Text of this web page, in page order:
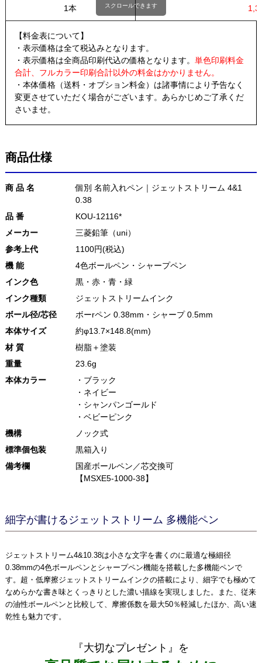
1本 スクロールできます
【料金表について】
・表示価格は全て税込みとなります。
・表示価格は全商品印刷代込の価格となります。 単色印刷料金
合計、フルカラー印刷合計以外の料金はかかりません。
・本体価格（送料・オプション料金）は諸事情により予告なく
変更させていただく場合がございます。あらかじめご了承くだ
さいませ。
商品仕様
商 品 名
個別 名前入れペン｜ジェットストリーム 4&1
0.38
品 番
KOU-12116*
メーカー
三菱鉛筆（uni）
参考上代
1100円(税込)
機 能
4色ボールペン・シャープペン
インク色
黒・赤・青・緑
インク種類
ジェットストリームインク
ボール径/芯径
ボーrペン 0.38mm・シャープ 0.5mm
本体サイズ
約φ13.7×148.8(mm)
材 質
樹脂＋塗装
重量
23.6g
本体カラー
・ブラック
・ネイビー
・シャンパンゴールド
・ベビーピンク
機構
ノック式
標準個包装
黒箱入り
備考欄
国産ボールペン／芯交換可
【MSXE5-1000-38】
細字が書けるジェットストリーム 多機能ペン
ジェットストリーム4&10.38は小さな文字を書くのに最適な極細径
0.38mmの4色ボールペンとシャープペン機能を搭載した多機能ペンで
す。超・低摩擦ジェットストリームインクの搭載により、細字でも極めて
なめらかな書き味とくっきりとした濃い描線を実現しました。また、従来
の油性ボールペンと比較して、摩擦係数を最大50％軽減したほか、高い速
乾性も魅力です。
『大切なプレゼント』を